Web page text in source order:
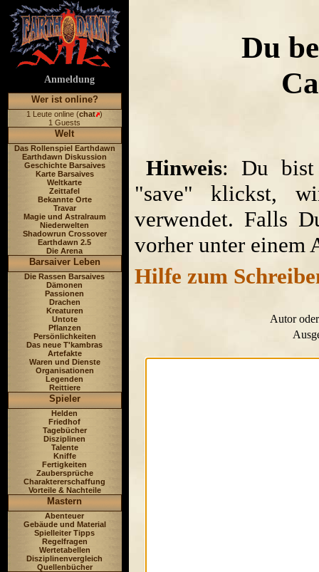
Anmeldung
Wer ist online?
1 Leute online (chat )
1 Guests
Welt
Das Rollenspiel Earthdawn
Earthdawn Diskussion
Geschichte Barsaives
Karte Barsaives
Weltkarte
Zeittafel
Bekannte Orte
Travar
Magie und Astralraum
Niederwelten
Shadowrun Crossover
Earthdawn 2.5
Die Arena
Barsaiver Leben
Die Rassen Barsaives
Dämonen
Passionen
Drachen
Kreaturen
Untote
Pflanzen
Persönlichkeiten
Das neue T'kambras
Artefakte
Waren und Dienste
Organisationen
Legenden
Reittiere
Spieler
Helden
Friedhof
Tagebücher
Disziplinen
Talente
Kniffe
Fertigkeiten
Zaubersprüche
Charaktererschaffung
Vorteile & Nachteile
Mastern
Abenteuer
Gebäude und Material
Spielleiter Tipps
Regelfragen
Wertetabellen
Disziplinenvergleich
Quellenbücher
Du
Hinweis: Du bist
"save" klickst,
verwendet. Falls
vorher unter einem
Hilfe zum
Autor